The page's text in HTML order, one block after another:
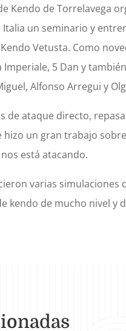
Kendo de Torrelavega
un seminario y
Vetusta. Como
5 Dan y
Alfonso Arregui y
de ataque directo,
hizo un gran trabajo
está atacando.
varias
kendo de mucho nivel